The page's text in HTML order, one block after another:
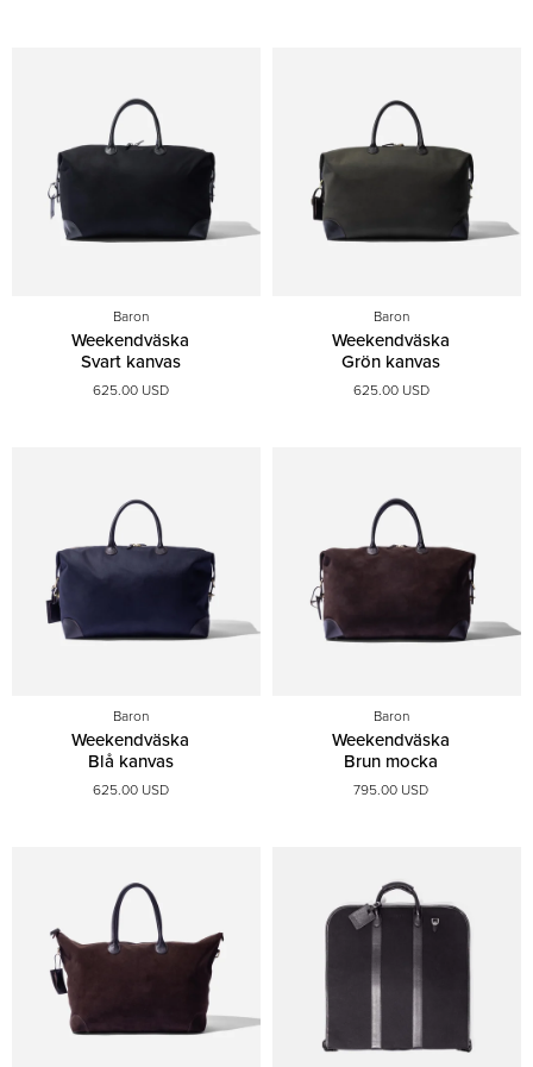
Baron
Weekendväska
Svart kanvas
625.00 USD
Baron
Weekendväska
Grön kanvas
625.00 USD
Baron
Weekendväska
Blå kanvas
625.00 USD
Baron
Weekendväska
Brun mocka
795.00 USD